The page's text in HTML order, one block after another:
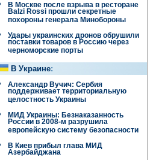
В Москве после взрыва в ресторане
Balzi Rossi прошли секретные
похороны генерала Минобороны
Удары украинских дронов обрушили
поставки товаров в Россию через
черноморские порты
В Украине:
Александр Вучич: Сербия
поддерживает территориальную
целостность Украины
МИД Украины: Безнаказанность
России в 2008-м разрушила
европейскую систему безопасности
В Киев прибыл глава МИД
Азербайджана